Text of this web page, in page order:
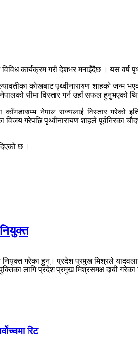
कार्यक्रम गरी देशभर मनाइँदैछ । यस वर्ष
कोखबाट पृथ्वीनारायण शाहको जन्म
नेपालको सीमा विस्तार गर्न उहाँ सफल हुनुभएको
काँगडासम्म नेपाल राज्यलाई विस्तार
गरेपछि पृथ्वीनारायण शाहले पूर्वतिरका
छ ।
गरेका हुन्। प्रदेश प्रमुख मिश्रले
लागि प्रदेश प्रमुख मिश्रसमक्ष दाबी गरेका
रिट